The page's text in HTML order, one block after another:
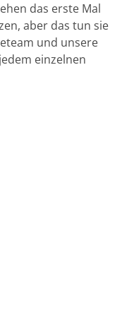
das erste Mal
aber das tun sie
und unsere
einzelnen